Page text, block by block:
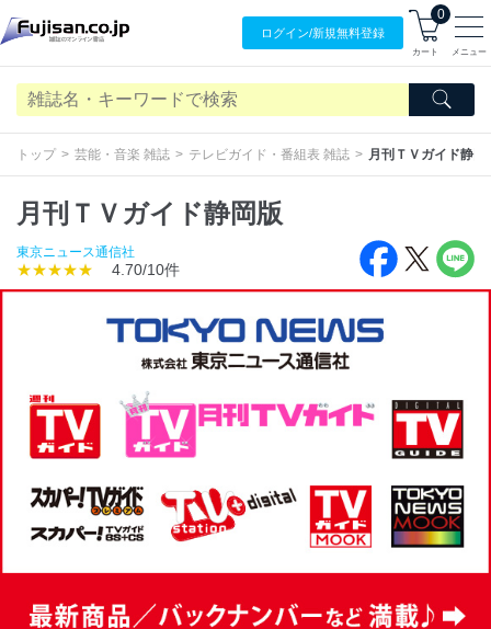
ログイン/新規無料登録
0
カート メニュー
トップ 芸能・音楽 雑誌 テレビガイド・番組表 雑誌 月刊ＴＶガイド静岡
月刊ＴＶガイド静岡版
東京ニュース通信社
★★★★★ 4.70/10件